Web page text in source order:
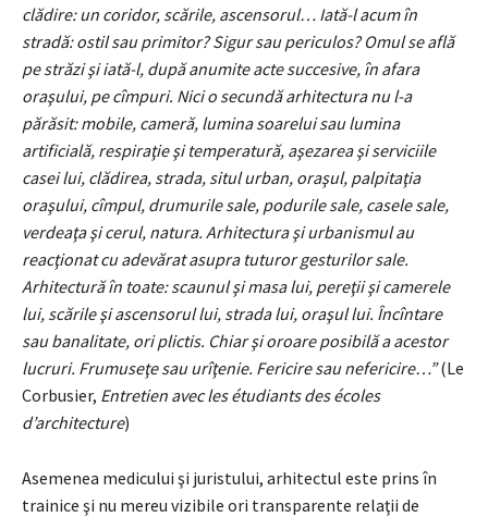
clădire: un coridor, scările, ascensorul… Iată-l acum în
stradă: ostil sau primitor? Sigur sau periculos? Omul se află
pe străzi şi iată-l, după anumite acte succesive, în afara
oraşului, pe cîmpuri. Nici o secundă arhitectura nu l-a
părăsit: mobile, cameră, lumina soarelui sau lumina
artificială, respiraţie şi temperatură, aşezarea şi serviciile
casei lui, clădirea, strada, situl urban, oraşul, palpitaţia
oraşului, cîmpul, drumurile sale, podurile sale, casele sale,
verdeaţa şi cerul, natura. Arhitectura şi urbanismul au
reacţionat cu adevărat asupra tuturor gesturilor sale.
Arhitectură în toate: scaunul şi masa lui, pereţii şi camerele
lui, scările şi ascensorul lui, strada lui, oraşul lui. Încîntare
sau banalitate, ori plictis. Chiar şi oroare posibilă a acestor
lucruri. Frumuseţe sau urîţenie. Fericire sau nefericire…”(Le
Corbusier, Entretien avec les étudiants des écoles
d’architecture)
Asemenea medicului şi juristului, arhitectul este prins în
trainice şi nu mereu vizibile ori transparente relaţii de